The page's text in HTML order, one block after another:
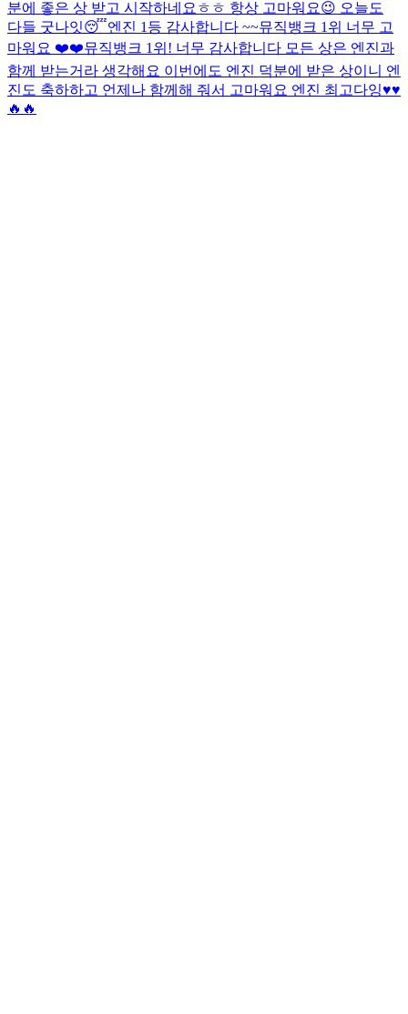
분에 좋은 상 받고 시작하네요ㅎㅎ 항상 고마워요😉 오늘도
다들 굿나잇😴엔진 1등 감사합니다 ~~뮤직뱅크 1위 너무 고
마워요 ❤️❤️뮤직뱅크 1위! 너무 감사합니다 모든 상은 엔진과
함께 받는거라 생각해요 이번에도 엔진 덕분에 받은 상이니 엔
진도 축하하고 언제나 함께해 줘서 고마워요 엔진 최고다잉♥️♥️
🔥🔥